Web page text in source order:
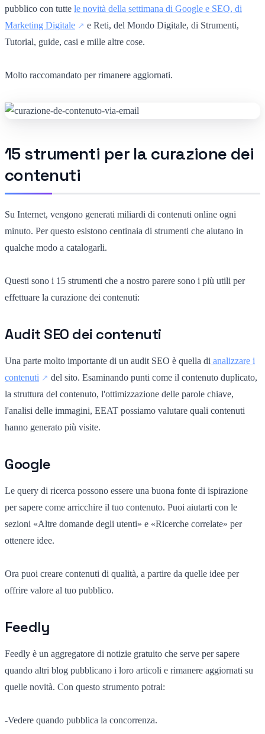
pubblico con tutte le novità della settimana di Google e SEO, di
Marketing Digitale
e Reti, del Mondo Digitale, di Strumenti,
Tutorial, guide, casi e mille altre cose.
Molto raccomandato per rimanere aggiornati.
15 strumenti per la curazione dei
contenuti
Su Internet, vengono generati miliardi di contenuti online ogni
minuto. Per questo esistono centinaia di strumenti che aiutano in
qualche modo a catalogarli.
Questi sono i 15 strumenti che a nostro parere sono i più utili per
effettuare la curazione dei contenuti:
Audit SEO dei contenuti
Una parte molto importante di un audit SEO è quella di analizzare i
contenuti
del sito. Esaminando punti come il contenuto duplicato,
la struttura del contenuto, l'ottimizzazione delle parole chiave,
l'analisi delle immagini, EEAT possiamo valutare quali contenuti
hanno generato più visite.
Google
Le query di ricerca possono essere una buona fonte di ispirazione
per sapere come arricchire il tuo contenuto. Puoi aiutarti con le
sezioni «Altre domande degli utenti» e «Ricerche correlate» per
ottenere idee.
Ora puoi creare contenuti di qualità, a partire da quelle idee per
offrire valore al tuo pubblico.
Feedly
Feedly è un aggregatore di notizie gratuito che serve per sapere
quando altri blog pubblicano i loro articoli e rimanere aggiornati su
quelle novità. Con questo strumento potrai:
-Vedere quando pubblica la concorrenza.